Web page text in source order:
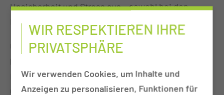
Unsicherheit und Stress aus – sowohl bei den
Kindern selbst als auch bei ihren Angehörigen.
Um diese Ängste abzubauen und Untersuchungen
kindgerechter vorzubereiten, verfügt die
Kinderklinik der Medizinischen Universität Lausitz –
Carl Thiem (MUL – CT) ab sofort über einen
WIR RESPEKTIEREN IHRE
PRIVATSPHÄRE
Wir verwenden Cookies, um Inhalte und
Anzeigen zu personalisieren, Funktionen für